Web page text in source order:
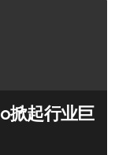
掀起行业巨